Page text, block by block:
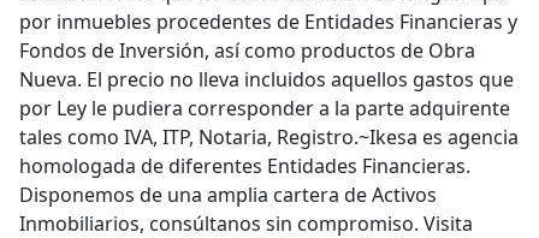
por inmuebles procedentes de Entidades Financieras y
Fondos de Inversión, así como productos de Obra
Nueva. El precio no lleva incluidos aquellos gastos que
por Ley le pudiera corresponder a la parte adquirente
tales como IVA, ITP, Notaria, Registro.~Ikesa es agencia
homologada de diferentes Entidades Financieras.
Disponemos de una amplia cartera de Activos
Inmobiliarios, consúltanos sin compromiso. Visita